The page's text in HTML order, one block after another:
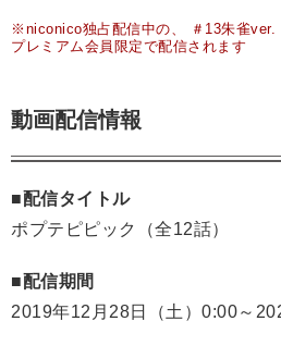
※niconico独占配信中の、 ＃13朱雀
プレミアム会員限定で配信されます
動画配信情報
■配信タイトル
ポプテピピック（全12話）
■配信期間
2019年12月28日（土）0:00～